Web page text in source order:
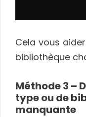
Cela vous
bibliothèque
Méthode 3 –
type ou de
manquante